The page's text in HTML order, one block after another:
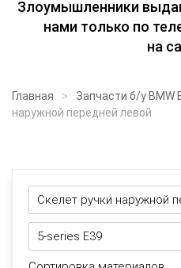
Злоумышленники
нами только по
на
Главная Запчасти б/у BMW
наружной передней левой